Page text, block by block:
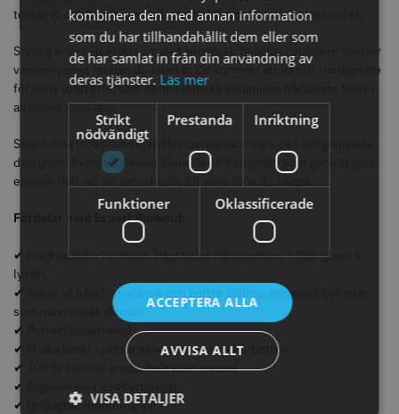
torkar ut och bekämpar irriterande frizz och statisk elektricitet.
Styling är enkelt eftersom den keramisk-belagda cylindern sprider
värmen jämnt medan du arbetar. Du kommer att ha rätt rundborste
för varje jobb eftersom denna joniska keramiska hårborste finns i
alla olika storlekar.
Skapa dina looks med självförtroende tack vare den lättgreppade
designen. Expert Blowout Shine är en hårborste som gör ditt jobb
enklare och ger en extra touch till varje look du skapar.
Fördelar med Expert Blowout:
✔ Högkvalitativ turmalin återställer hårbalansen, tillför glans &
lyster
✔ Slätar ut håret, snabbare och bättre styling, keramisk cylinder
som maximerar värmen
✔ Perfekt balanserad
✔ Mjuka borst spetsar skonsamma mot hårbotten
✔ 100 % sömlös kropp, helt utan trassel
✔ Ergonomiskt komfortgrepp
✔ Utdragbar indelningspick
Köp
STORSÄLJARE
WAHL - Super Close
699.00 kr
Info
kombinera den med annan information
som du har tillhandahållit dem eller som
de har samlat in från din användning av
deras tjänster. Läs mer
Strikt
nödvändigt
Prestanda Inriktning
Funktioner Oklassificerade
ACCEPTERA ALLA
AVVISA ALLT
VISA DETALJER